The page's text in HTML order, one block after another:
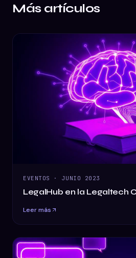
Más artículos
EVENTOS · JUNIO 2023
LegalHub en la Legaltech
Leer más